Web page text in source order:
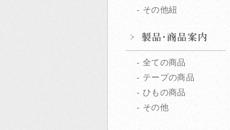
その他紐
全ての商品
テープの商品
ひもの商品
その他